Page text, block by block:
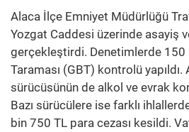
Alaca İlçe Emniyet Müdürlüğü
Yozgat Caddesi üzerinde asayiş
gerçekleştirdi. Denetimlerde 150
Taraması (GBT) kontrolü
sürücüsünün de alkol ve evrak
Bazı sürücülere ise farklı
bin 750 TL para cezası kesildi.